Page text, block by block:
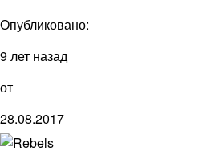
Опубликовано:
9 лет назад
от
28.08.2017